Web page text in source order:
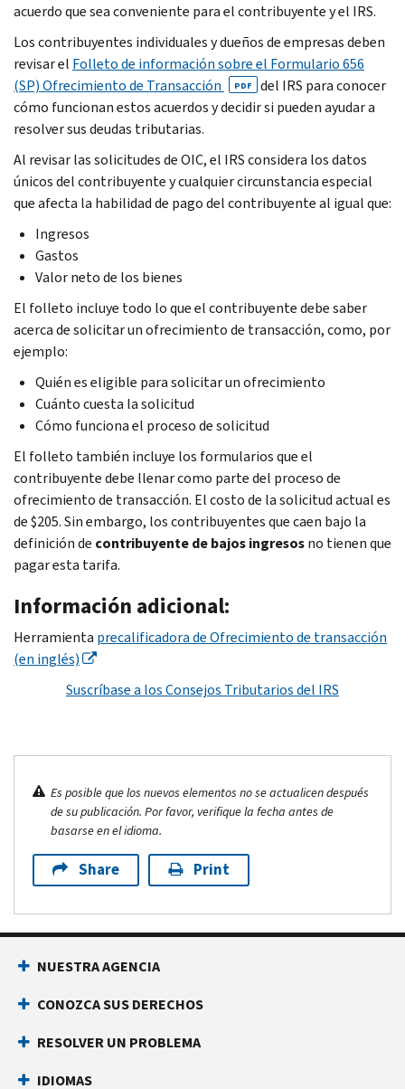
acuerdo que sea conveniente para el contribuyente y el IRS.
Los contribuyentes individuales y dueños de empresas deben
revisar el Folleto de información sobre el Formulario 656
(SP) Ofrecimiento de Transacción
PDF
del IRS para conocer
cómo funcionan estos acuerdos y decidir si pueden ayudar a
resolver sus deudas tributarias.
Al revisar las solicitudes de OIC, el IRS considera los datos
únicos del contribuyente y cualquier circunstancia especial
que afecta la habilidad de pago del contribuyente al igual que:
Ingresos
Gastos
Valor neto de los bienes
El folleto incluye todo lo que el contribuyente debe saber
acerca de solicitar un ofrecimiento de transacción, como, por
ejemplo:
Quién es eligible para solicitar un ofrecimiento
Cuánto cuesta la solicitud
Cómo funciona el proceso de solicitud
El folleto también incluye los formularios que el
contribuyente debe llenar como parte del proceso de
ofrecimiento de transacción. El costo de la solicitud actual es
de $205. Sin embargo, los contribuyentes que caen bajo la
definición de contribuyente de bajos ingresosno tienen que
pagar esta tarifa.
Información adicional:
Herramienta precalificadora de Ofrecimiento de transacción
(en inglés)
Suscríbase a los Consejos Tributarios del IRS
Es posible que los nuevos elementos no se actualicen después
de su publicación. Por favor, verifique la fecha antes de
basarse en el idioma.
Share Print
NUESTRA AGENCIA
CONOZCA SUS DERECHOS
RESOLVER UN PROBLEMA
IDIOMAS